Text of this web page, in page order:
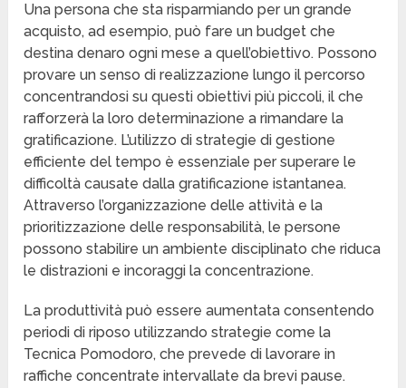
Una persona che sta risparmiando per un grande
acquisto, ad esempio, può fare un budget che
destina denaro ogni mese a quell’obiettivo. Possono
provare un senso di realizzazione lungo il percorso
concentrandosi su questi obiettivi più piccoli, il che
rafforzerà la loro determinazione a rimandare la
gratificazione. L’utilizzo di strategie di gestione
efficiente del tempo è essenziale per superare le
difficoltà causate dalla gratificazione istantanea.
Attraverso l’organizzazione delle attività e la
prioritizzazione delle responsabilità, le persone
possono stabilire un ambiente disciplinato che riduca
le distrazioni e incoraggi la concentrazione.
La produttività può essere aumentata consentendo
periodi di riposo utilizzando strategie come la
Tecnica Pomodoro, che prevede di lavorare in
raffiche concentrate intervallate da brevi pause.